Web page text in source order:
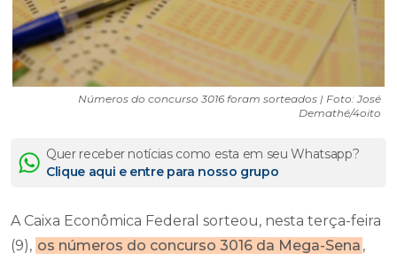
Números do concurso 3016 foram sorteados | Foto: José
Demathé/4oito
Quer receber notícias como esta em seu Whatsapp?
Clique aqui e entre para nosso grupo
A Caixa Econômica Federal sorteou, nesta terça-feira
(9), os números do concurso 3016 da Mega-Sena ,